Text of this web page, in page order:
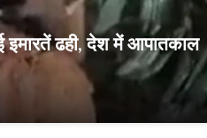
इमारतें ढही, देश में आपातकाल